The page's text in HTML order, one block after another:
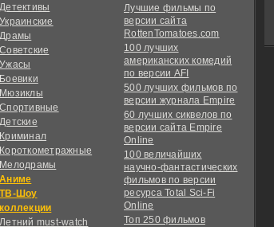
Детективы
Украинские
Драмы
Советские
Ужасы
Боевики
Мюзиклы
Спортивные
Детские
Криминал
Короткометражные
Мелодрамы
Аниме
ТВ-Шоу
коллекции
Летний must-watch
Лучшие фильмы по
версии сайта
RottenTomatoes.com
100 лучших
американских комедий
по версии AFI
500 лучших фильмов по
версии журнала Empire
60 лучших сиквелов по
версии сайта Empire
Online
100 величайших
научно-фантастических
фильмов по версии
ресурса Total Sci-Fi
Online
Топ 250 фильмов